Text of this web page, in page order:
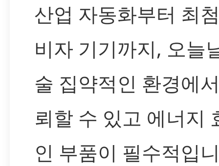
산업 자동화부터 최
비자 기기까지, 오늘
술 집약적인 환경에
뢰할 수 있고 에너지
인 부품이 필수적입